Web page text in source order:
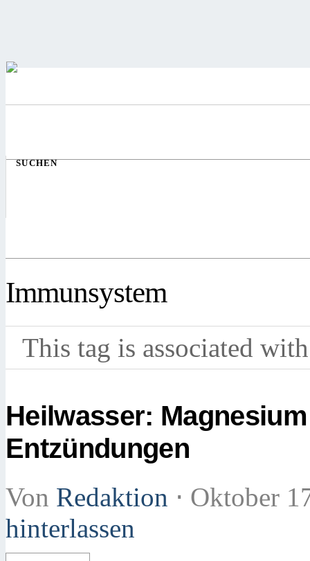
SUCHEN
Immunsystem
This tag is associated
Heilwasser:
Entzündungen
Von Redaktion ⋅ Oktober
hinterlassen